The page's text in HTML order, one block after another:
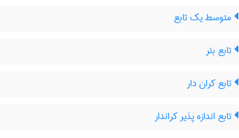
متوسط یک تابع
تابع بئر
تابع کران دار
تابع اندازه پذیر کراندار